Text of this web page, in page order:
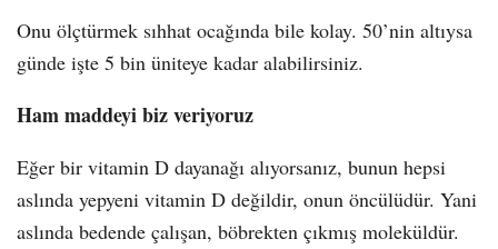
Onu ölçtürmek sıhhat ocağında bile kolay. 50’nin altıysa
günde işte 5 bin üniteye kadar alabilirsiniz.
Ham maddeyi biz veriyoruz
Eğer bir vitamin D dayanağı alıyorsanız, bunun hepsi
aslında yepyeni vitamin D değildir, onun öncülüdür. Yani
aslında bedende çalışan, böbrekten çıkmış moleküldür.